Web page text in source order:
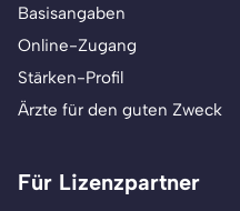
Basisangaben
Online-Zugang
Stärken-Profil
Ärzte für den guten Zweck
Für Lizenzpartner